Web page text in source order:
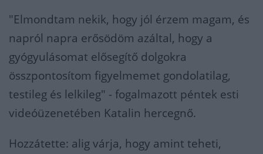
"Elmondtam nekik, hogy jól érzem magam, és
napról napra erősödöm azáltal, hogy a
gyógyulásomat elősegítő dolgokra
összpontosítom figyelmemet gondolatilag,
testileg és lelkileg" - fogalmazott péntek esti
videóüzenetében Katalin hercegnő.
Hozzátette: alig várja, hogy amint teheti,